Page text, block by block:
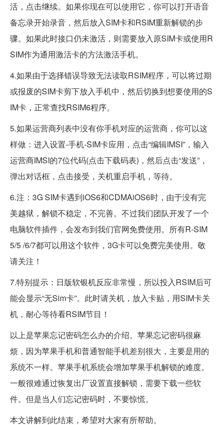
活，点击继续。如果你现在可以使用它，你可以打开语音
备忘录开始录音，然后放入SIM卡和RSIM重新解锁的步
骤。如果此时接口仍未激活，则需要放入原SIM卡或使用R
SIM作为通用激活卡的方法激活手机。
4.如果由于选择错误导致无法读取RSIM程序，可以将过期
或报废的SIM卡剪下放入手机中，然后切换到想要使用的S
IM卡，正常查找RSIM6程序。
5.如果运营商列表中没有你手机对应的运营商，你可以这
样做：进入设置-手机-SIM卡应用，点击“编辑IMSI”，输入
运营商IMSI的7位代码(点击下载码表)，然后点击“发送”，
弹出对话框，点击接受，关机重启手机，等待。
6.注：3G SIM卡遇到iOS6和CDMAiOS6时，由于没有完
美越狱，解锁不稳定，不完善。不过我们团队开发了一个
电脑软件插件，会发布到我们官网免费使用。所有R-SIM
5/5 /6/7都可以用这个软件，3G卡可以免费完美使用。敬
请关注！
7.特别提示：日版软银机反应非常慢，所以投入RSIM后可
能会显示“无Sim卡”。此时请关机，放入卡贴，用SIM卡关
机，耐心等待看RSIM节目！
以上是苹果忘记密码怎么办的介绍。苹果忘记密码很麻
烦，因为苹果手机和普通智能手机差别很大，主要是用的
系统不一样。苹果手机系统会增加苹果手机解锁的难度。
一般很难通过恢复出厂设置直接解锁，需要下载一些软
件。但是当人们忘记密码时，不要惊慌。
本文讲解到此结束，希望对大家有所帮助。